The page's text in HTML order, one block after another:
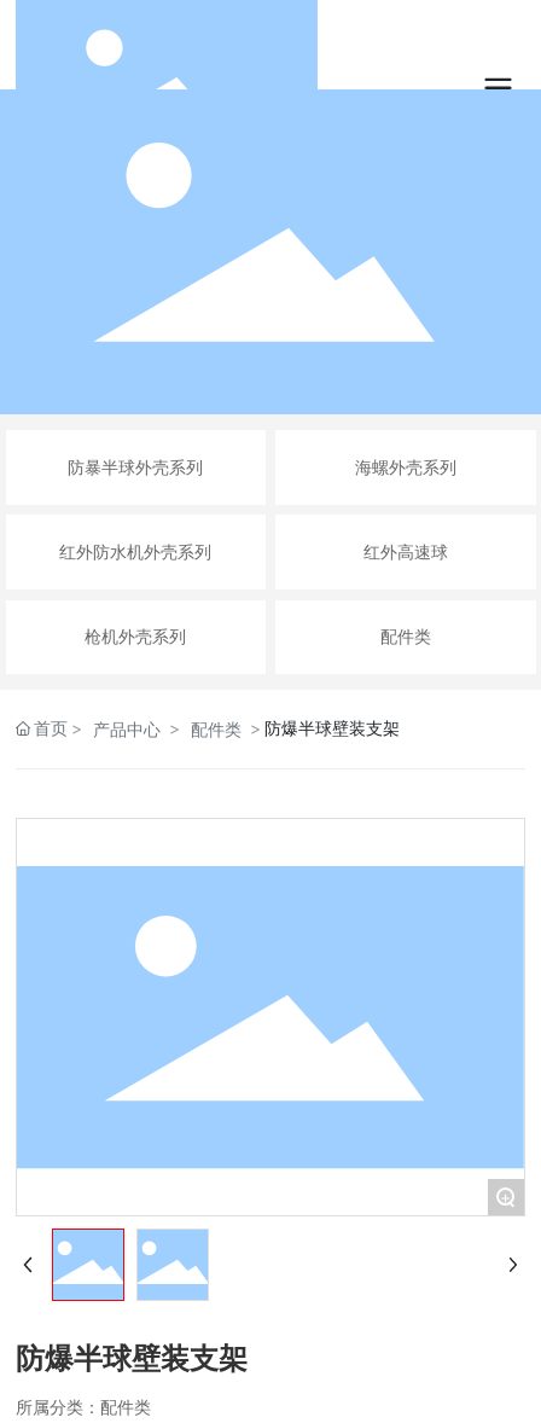
防暴半球外壳系列 海螺外壳系列
红外防水机外壳系列 红外高速球
枪机外壳系列 配件类
首页 产品中心 配件类 防爆半球壁装支架
+
防爆半球壁装支架
所属分类： 配件类